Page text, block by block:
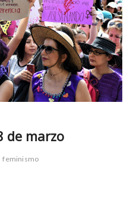
m
v
o
l
g
e
r
s
de marzo
feminismo